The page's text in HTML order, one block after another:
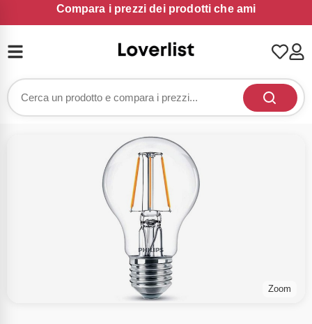
Compara i prezzi dei prodotti che ami
Zoom